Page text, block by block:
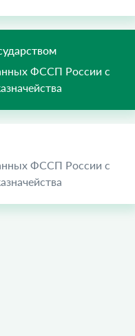
ФССП России с
ФССП России с